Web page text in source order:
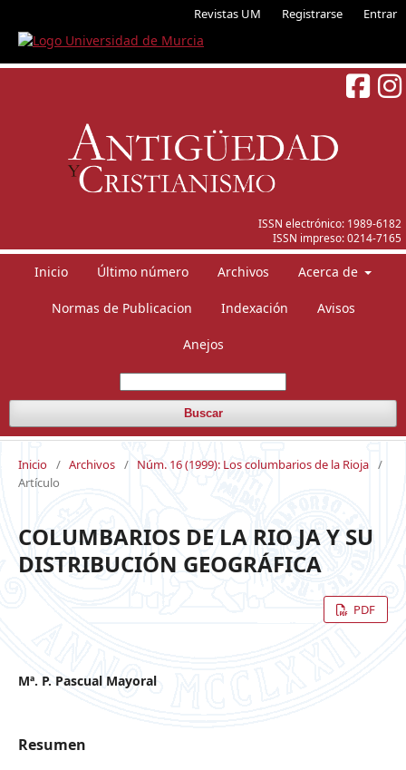
Revistas UM Registrarse Entrar
ISSN electrónico: 1989-6182
ISSN impreso:0214-7165
Inicio Último número Archivos Acerca de
Normas de Publicacion Indexación Avisos
Anejos
Buscar
Inicio / Archivos / Núm. 16 (1999): Los columbarios de la Rioja /
Artículo
COLUMBARIOS DE LA RIO JA Y SU
DISTRIBUCIÓN GEOGRÁFICA
PDF
Mª. P. Pascual Mayoral
Resumen